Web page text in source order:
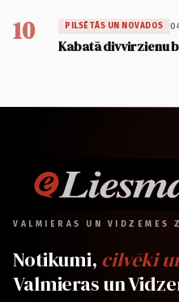
10 PILSĒTĀS UN NOVADOS
Kabatā divvirzienu
VALMIERAS UN VIDZEMES
Notikumi, cilvēki
Valmieras un